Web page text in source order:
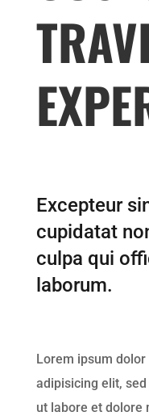
Excepteur
cupidatat
culpa qui
laborum.
Lorem ipsum
adipisicing elit,
ut labore et dolore